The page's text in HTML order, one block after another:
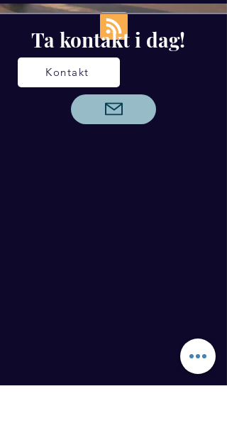
Ta kontakt i dag!
Kontakt